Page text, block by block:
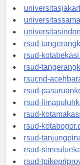
rsud-
rsud-
rsud-
rsucnd-
rsud-
rsud-
rsud-
rsud-
rsud-
rsud-